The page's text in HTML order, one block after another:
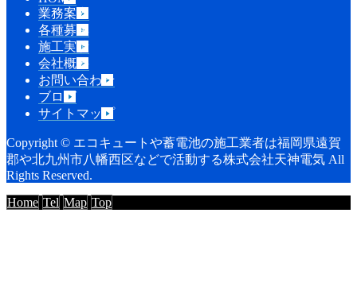
業務案内
各種募集
施工実績
会社概要
お問い合わせ
ブログ
サイトマップ
Copyright © エコキュートや蓄電池の施工業者は福岡県遠賀
郡や北九州市八幡西区などで活動する株式会社天神電気 All
Rights Reserved.
Home Tel Map Top